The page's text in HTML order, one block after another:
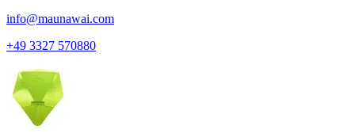
info@maunawai.com
+49 3327 570880